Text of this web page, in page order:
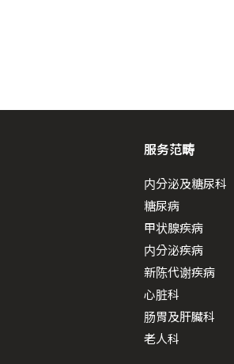
服务范畴
内分泌及糖尿科
糖尿病
甲状腺疾病
内分泌疾病
新陈代谢疾病
心脏科
肠胃及肝臟科
老人科